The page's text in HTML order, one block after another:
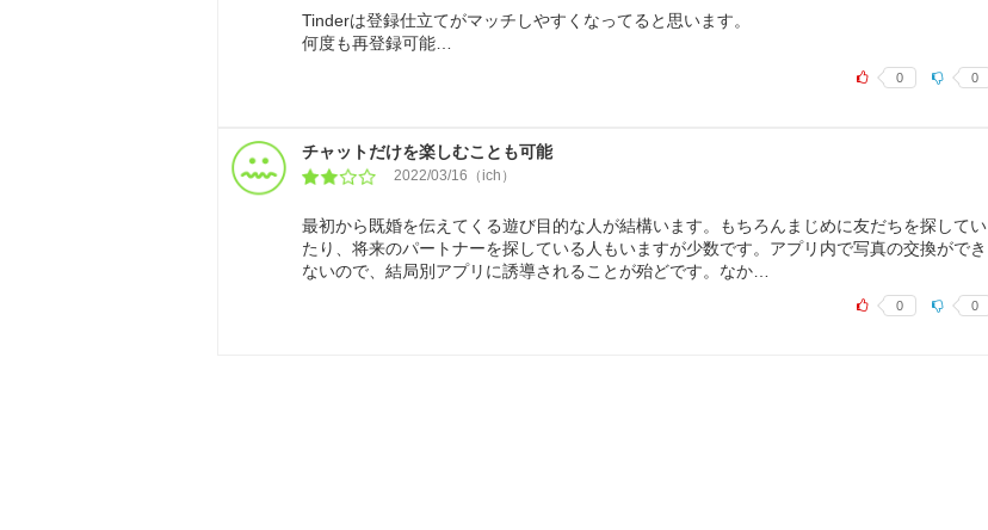
Tinderは登録仕立てがマッチしやすくなってると思います。
何度も再登録可能…
0 0
チャットだけを楽しむことも可能
2022/03/16（ich）
最初から既婚を伝えてくる遊び目的な人が結構います。もちろんまじめに友だちを探してい
たり、将来のパートナーを探している人もいますが少数です。アプリ内で写真の交換ができ
ないので、結局別アプリに誘導されることが殆どです。なか…
0 0